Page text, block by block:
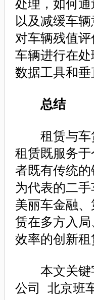
处理，如何
以及减缓车
对车辆残值
车辆进行在
数据工具和
总结
租赁与车贷
租赁既服务
者既有传统
为代表的二
美丽车金融
赁在多方入
效率的创新
本文关键
公司 北京班